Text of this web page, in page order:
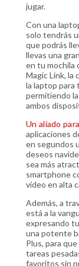
jugar.
Con una
solo tendrás
que podrás
llevas una
en tu mochila
Magic Link, la
la laptop para
permitiendo
ambos
Un aliado
aplicaciones
en segundos
deseos
sea más
smartphone
video en alta
Además, a
está a la
expresando
una potente
Plus, para
tareas
favoritos sin